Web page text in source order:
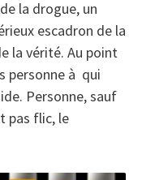
la drogue, un
escadron de la
la vérité. Au point
personne à qui
Personne, sauf
pas flic, le